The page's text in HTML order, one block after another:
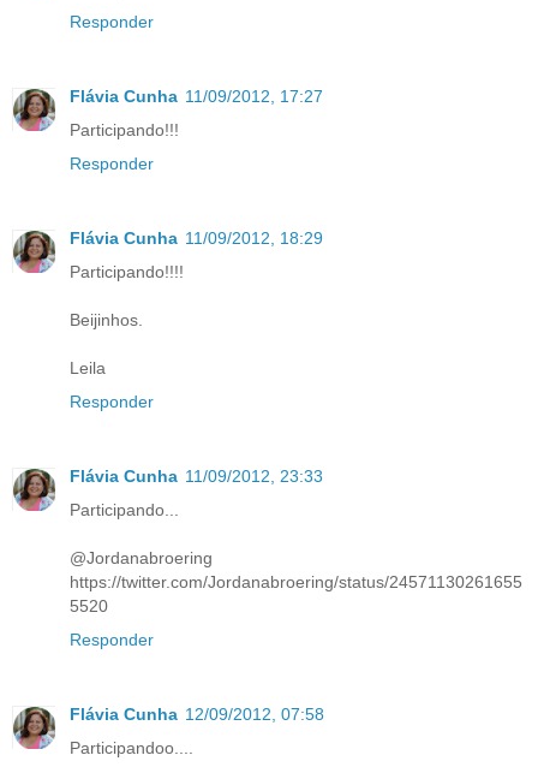
Responder
Flávia Cunha 11/09/2012, 17:27
Participando!!!
Responder
Flávia Cunha 11/09/2012, 18:29
Participando!!!!
Beijinhos.
Leila
Responder
Flávia Cunha 11/09/2012, 23:33
Participando...
@Jordanabroering
https://twitter.com/Jordanabroering/status/24571130261655
5520
Responder
Flávia Cunha 12/09/2012, 07:58
Participandoo....